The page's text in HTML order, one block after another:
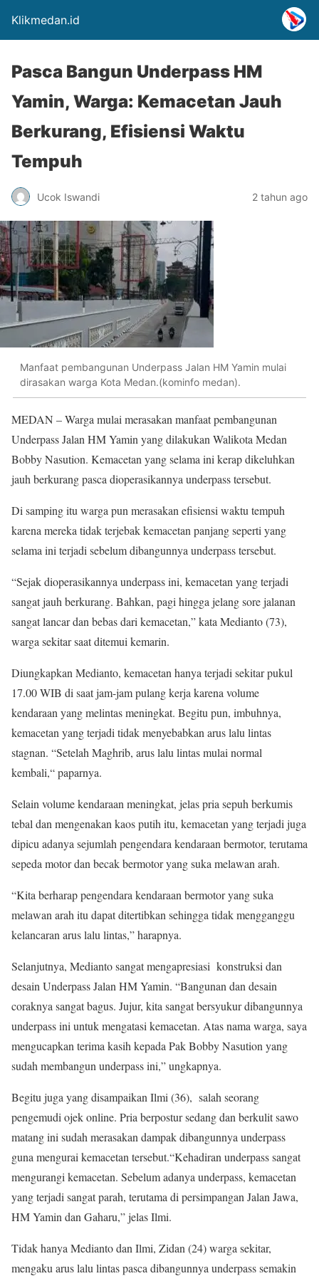
Klikmedan.id
Pasca Bangun Underpass HM
Yamin, Warga: Kemacetan Jauh
Berkurang, Efisiensi Waktu
Tempuh
Ucok Iswandi 2 tahun ago
Manfaat pembangunan Underpass Jalan HM Yamin mulai
dirasakan warga Kota Medan.(kominfo medan).
MEDAN – Warga mulai merasakan manfaat pembangunan
Underpass Jalan HM Yamin yang dilakukan Walikota Medan
Bobby Nasution. Kemacetan yang selama ini kerap dikeluhkan
jauh berkurang pasca dioperasikannya underpass tersebut.
Di samping itu warga pun merasakan efisiensi waktu tempuh
karena mereka tidak terjebak kemacetan panjang seperti yang
selama ini terjadi sebelum dibangunnya underpass tersebut.
“Sejak dioperasikannya underpass ini, kemacetan yang terjadi
sangat jauh berkurang. Bahkan, pagi hingga jelang sore jalanan
sangat lancar dan bebas dari kemacetan,” kata Medianto (73),
warga sekitar saat ditemui kemarin.
Diungkapkan Medianto, kemacetan hanya terjadi sekitar pukul
17.00 WIB di saat jam-jam pulang kerja karena volume
kendaraan yang melintas meningkat. Begitu pun, imbuhnya,
kemacetan yang terjadi tidak menyebabkan arus lalu lintas
stagnan. “Setelah Maghrib, arus lalu lintas mulai normal
kembali,“ paparnya.
Selain volume kendaraan meningkat, jelas pria sepuh berkumis
tebal dan mengenakan kaos putih itu, kemacetan yang terjadi juga
dipicu adanya sejumlah pengendara kendaraan bermotor, terutama
sepeda motor dan becak bermotor yang suka melawan arah.
“Kita berharap pengendara kendaraan bermotor yang suka
melawan arah itu dapat ditertibkan sehingga tidak mengganggu
kelancaran arus lalu lintas,” harapnya.
Selanjutnya, Medianto sangat mengapresiasi konstruksi dan
desain Underpass Jalan HM Yamin. “Bangunan dan desain
coraknya sangat bagus. Jujur, kita sangat bersyukur dibangunnya
underpass ini untuk mengatasi kemacetan. Atas nama warga, saya
mengucapkan terima kasih kepada Pak Bobby Nasution yang
sudah membangun underpass ini,” ungkapnya.
Begitu juga yang disampaikan Ilmi (36), salah seorang
pengemudi ojek online. Pria berpostur sedang dan berkulit sawo
matang ini sudah merasakan dampak dibangunnya underpass
guna mengurai kemacetan tersebut.“Kehadiran underpass sangat
mengurangi kemacetan. Sebelum adanya underpass, kemacetan
yang terjadi sangat parah, terutama di persimpangan Jalan Jawa,
HM Yamin dan Gaharu,” jelas Ilmi.
Tidak hanya Medianto dan Ilmi, Zidan (24) warga sekitar,
mengaku arus lalu lintas pasca dibangunnya underpass semakin